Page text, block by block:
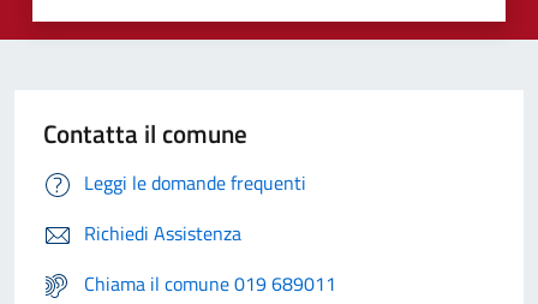
Contatta il comune
Leggi le domande frequenti
Richiedi Assistenza
Chiama il comune 019 689011